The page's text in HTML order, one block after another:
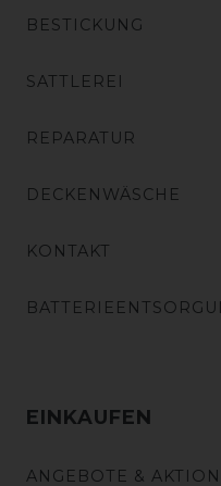
BESTICKUNG
SATTLEREI
REPARATUR
DECKENWÄSCHE
KONTAKT
EINKAUFEN
ANGEBOTE &